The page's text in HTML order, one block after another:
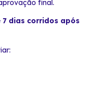
final.
7 dias corridos após